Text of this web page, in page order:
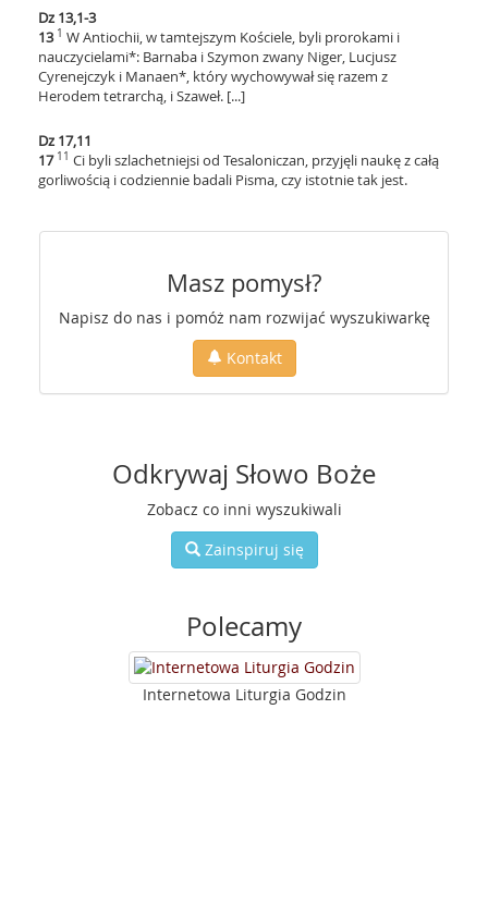
Dz 13,1-3
13 1 W Antiochii, w tamtejszym Kościele, byli prorokami i
nauczycielami*: Barnaba i Szymon zwany Niger, Lucjusz
Cyrenejczyk i Manaen*, który wychowywał się razem z
Herodem tetrarchą, i Szaweł. [...]
Dz 17,11
1711 Ci byli szlachetniejsi od Tesaloniczan, przyjęli naukę z całą
gorliwością i codziennie badali Pisma, czy istotnie tak jest.
Masz pomysł?
Napisz do nas i pomóż nam rozwijać wyszukiwarkę
Kontakt
Odkrywaj Słowo Boże
Zobacz co inni wyszukiwali
Zainspiruj się
Polecamy
Internetowa Liturgia Godzin